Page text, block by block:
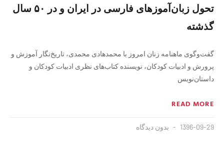
تحول زبان‌آموزهای فارسی در ایران و در ۵۰ سال
گذشته
گفت‌وگوی ماهنامه زنان امروز با محمدهادی محمدی، تاریخ‌نگار آموزش و
پرورش و ادبیات کودکان، نویسنده کتاب‌های نظری ادبیات کودکان و
داستان‌نویس
READ MORE
1396-09-29 بدون دیدگاه